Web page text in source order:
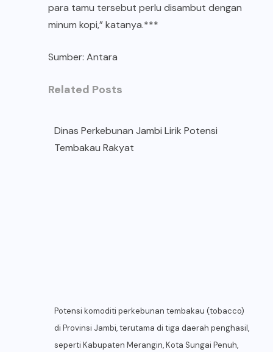
para tamu tersebut perlu disambut dengan
minum kopi,” katanya.***
Sumber: Antara
Related Posts
Dinas Perkebunan Jambi Lirik Potensi
Tembakau Rakyat
Potensi komoditi perkebunan tembakau (tobacco)
di Provinsi Jambi, terutama di tiga daerah penghasil,
seperti Kabupaten Merangin, Kota Sungai Penuh,